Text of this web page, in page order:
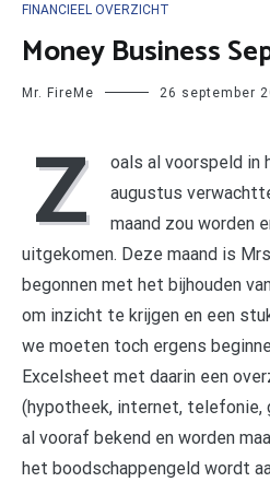
FINANCIEEL OVERZICHT
Money Business
Mr. FireMe 26 september
Z
oals al voorspeld in
augustus
maand zou worden
uitgekomen. Deze maand is
begonnen met het bijhouden
om inzicht te krijgen en een
we moeten toch ergens
Excelsheet met daarin een
(hypotheek, internet,
al vooraf bekend en worden
het boodschappengeld wordt